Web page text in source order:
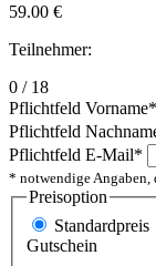
59.00 €
Teilnehmer:
0 / 18
Pflichtfeld Vorname*
Pflichtfeld
Pflichtfeld E-Mail*
* notwendige
Preisoption
Standardpreis
Gutschein